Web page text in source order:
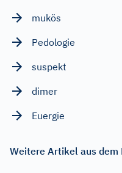
mukös
Pedologie
suspekt
dimer
Euergie
Weitere Artikel aus dem